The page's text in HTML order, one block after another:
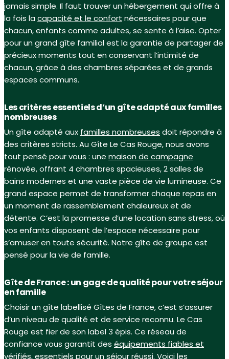
jamais simple. Il faut trouver un hébergement qui offre à
la fois la capacité et le confort nécessaires pour que
chacun, enfants comme adultes, se sente à l’aise. Opter
pour un grand gîte familial est la garantie de partager de
précieux moments tout en conservant l’intimité de
chacun, grâce à des chambres séparées et de grands
espaces communs.
Les critères essentiels d’un gîte adapté aux familles
nombreuses
Un gîte adapté aux familles nombreuses doit répondre à
des critères stricts. Au Gîte Le Cas Rouge, nous avons
tout pensé pour vous : une maison de campagne
rénovée, offrant 4 chambres spacieuses, 2 salles de
bains modernes et une vaste pièce de vie lumineuse. Ce
grand espace permet de transformer chaque repas en
un moment de rassemblement chaleureux et de
détente. C’est la promesse d’une location sans stress, où
vos enfants disposent de l’espace nécessaire pour
s’amuser en toute sécurité. Notre gîte de groupe est
pensé pour la vie de famille.
Gîte de France : un gage de qualité pour votre séjour
en famille
Choisir un gîte labellisé Gîtes de France, c’est s’assurer
d’un niveau de qualité et de service reconnu. Le Cas
Rouge est fier de son label 3 épis. Ce réseau de
confiance vous garantit des équipements fiables et
vérifiés, essentiels pour un séjour réussi. Voici les